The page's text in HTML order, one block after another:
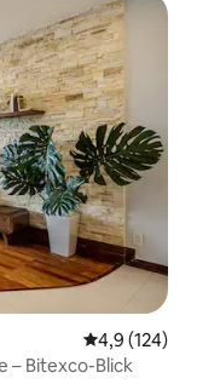
4,9 (124)
– Bitexco-Blick